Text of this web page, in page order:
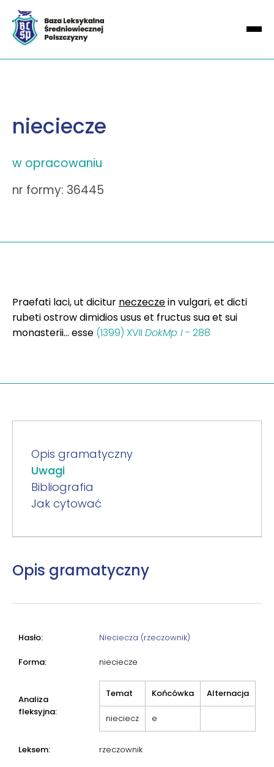
nieciecze
w opracowaniu
nr formy: 36445
Praefati laci, ut dicitur neczeczein vulgari, et dicti
rubeti ostrow dimidios usus et fructus sua et sui
monasterii... esse (1399) XVII DokMp I- 288
Opis gramatyczny
Uwagi
Bibliografia
Jak cytować
Opis gramatyczny
Hasło: Nieciecza (rzeczownik)
Forma: nieciecze
Analiza
fleksyjna:
Temat Końcówka Alternacja
nieciecz e
Leksem: rzeczownik